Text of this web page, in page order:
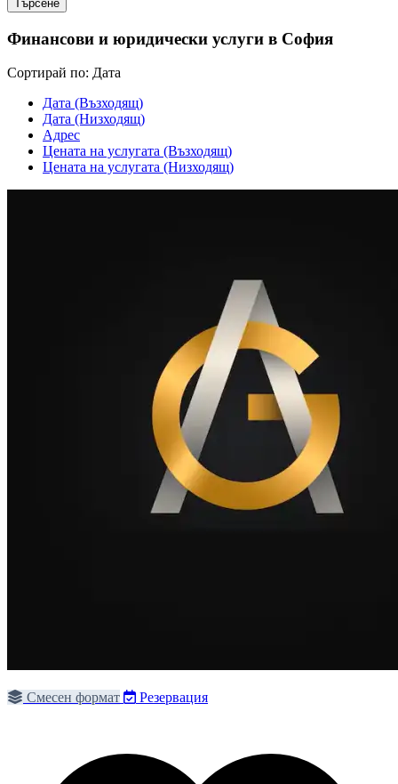
Финансови и юридически услуги в София
Cортирай по: Дата
Дата (Възходящ)
Дата (Низходящ)
Адрес
Цената на услугата (Възходящ)
Цената на услугата (Низходящ)
Смесен формат Резервация